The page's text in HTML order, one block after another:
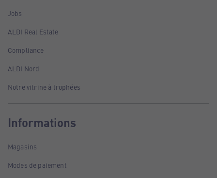
Jobs
ALDI Real Estate
Compliance
ALDI Nord
Notre vitrine à trophées
Informations
Magasins
Modes de paiement